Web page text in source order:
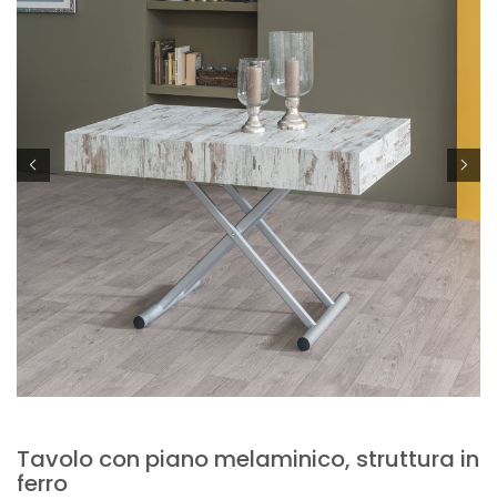
Tavolo con piano melaminico, struttura in
ferro